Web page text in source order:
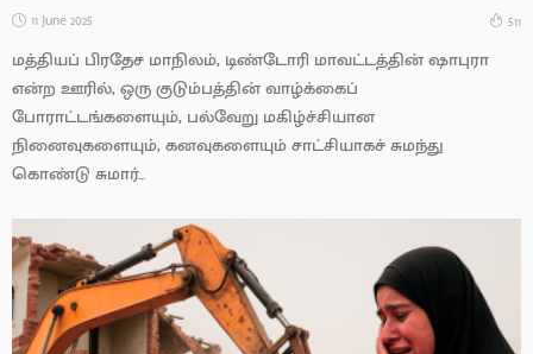
11 June 2025 511
மத்தியப் பிரதேச மாநிலம், டிண்டோரி மாவட்டத்தின் ஷாபுரா
என்ற ஊரில், ஒரு குடும்பத்தின் வாழ்க்கைப்
போராட்டங்களையும், பல்வேறு மகிழ்ச்சியான
நினைவுகளையும், கனவுகளையும் சாட்சியாகச் சுமந்து
கொண்டு சுமார்...